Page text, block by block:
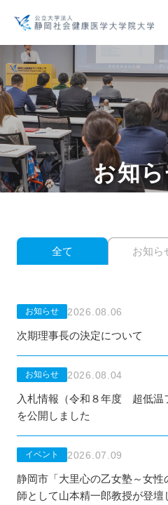
お知
全て お知ら
お知らせ 2026.08.06
次期理事長の決定について
お知らせ 2026.08.04
入札情報（令和８年度 超低温
を公開しました
イベント 2026.07.09
静岡市「大里心の乙女塾～女
師として山本精一郎教授が登壇